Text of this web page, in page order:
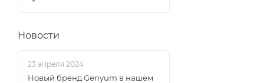
Новости
23 апреля 2024
Новый бренд Genyum в нашем